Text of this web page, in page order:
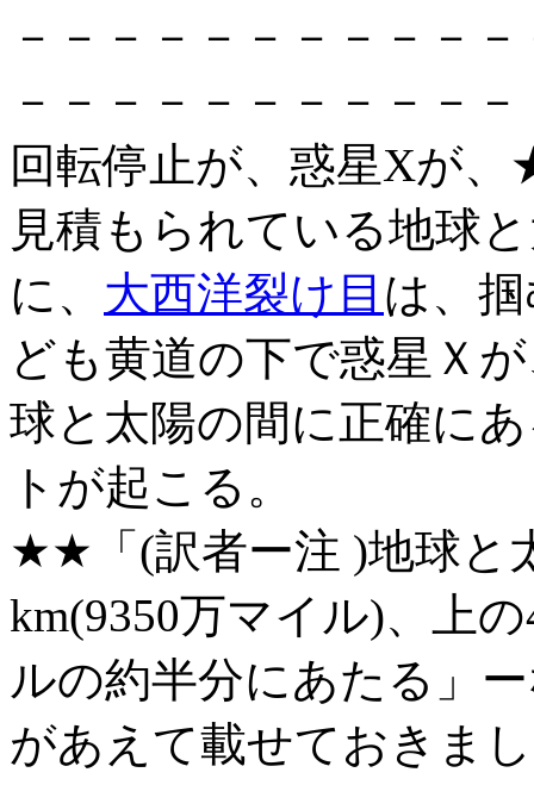
－－－－－－－－－－
－－－－－－－－－－－
回転停止が、惑星Xが
見積もられている地球
に、 大西洋裂け目 は、
ども黄道の下で惑星Ｘ
球と太陽の間に正確に
トが起こる。
★★「(訳者ー注 )地球と
km(9350万マイル)、上
ルの約半分にあたる」
があえて載せておきま